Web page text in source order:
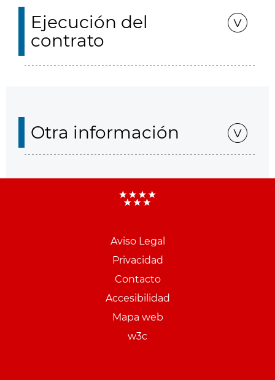
Ejecución del
contrato
Otra información
Aviso Legal
Privacidad
Contacto
Accesibilidad
Mapa web
w3c